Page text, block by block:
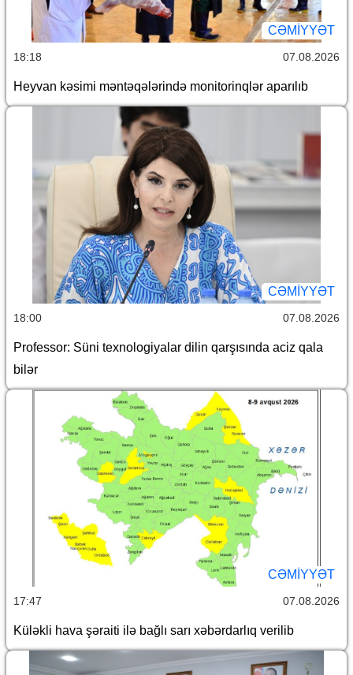
CƏMİYYƏT
18:18 07.08.2026
Heyvan kəsimi məntəqələrində monitorinqlər aparılıb
CƏMİYYƏT
18:00 07.08.2026
Professor: Süni texnologiyalar dilin qarşısında aciz qala
bilər
CƏMİYYƏT
17:47 07.08.2026
Küləkli hava şəraiti ilə bağlı sarı xəbərdarlıq verilib